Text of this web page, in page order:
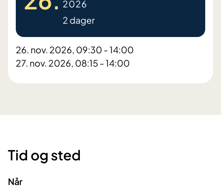
2026
2 dager
26. nov. 2026, 09:30 - 14:00
27. nov. 2026, 08:15 - 14:00
Tid og sted
Når